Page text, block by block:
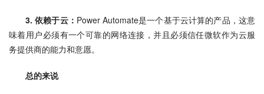
3. 依赖于云： Power Automate是一个基于云计算的产品，这意
味着用户必须有一个可靠的网络连接，并且必须信任微软作为云服
务提供商的能力和意愿。
总的来说